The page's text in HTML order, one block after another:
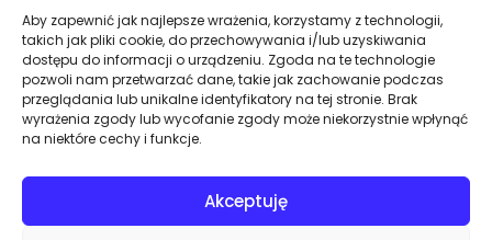
Aby zapewnić jak najlepsze wrażenia, korzystamy z technologii,
takich jak pliki cookie, do przechowywania i/lub uzyskiwania
dostępu do informacji o urządzeniu. Zgoda na te technologie
pozwoli nam przetwarzać dane, takie jak zachowanie podczas
przeglądania lub unikalne identyfikatory na tej stronie. Brak
wyrażenia zgody lub wycofanie zgody może niekorzystnie wpłynąć
na niektóre cechy i funkcje.
Akceptuję
Oferta:
O firmie
Współpraca
Kontakt
Aktualności